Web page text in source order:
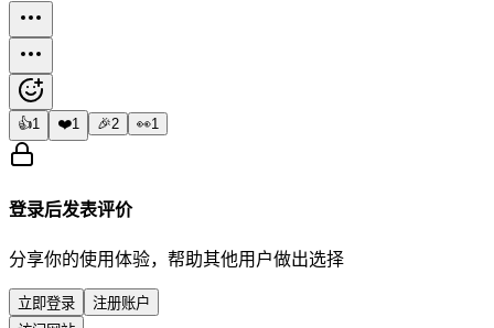
👍1 ❤️1 🎉2 👀1
登录后发表评价
分享你的使用体验，帮助其他用户做出选择
立即登录
注册账户